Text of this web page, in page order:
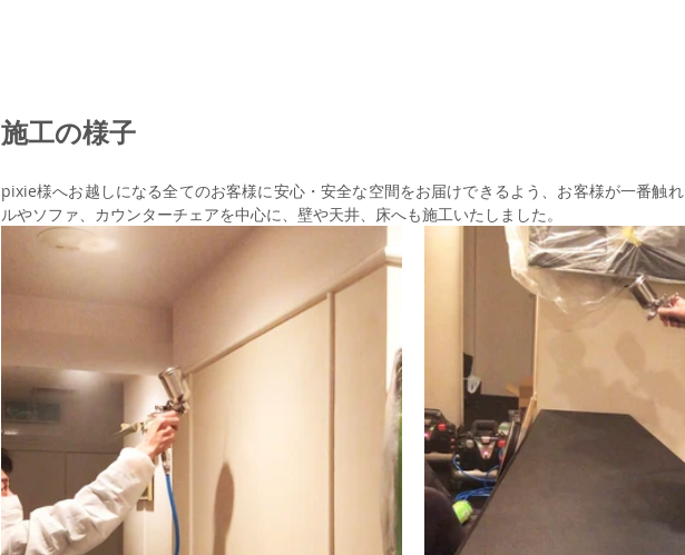
施工の様子
pixie様へお越しになる全てのお客様に安心・安全な空間をお届けできるよう、お客様が一番触
ルやソファ、カウンターチェアを中心に、壁や天井、床へも施工いたしました。